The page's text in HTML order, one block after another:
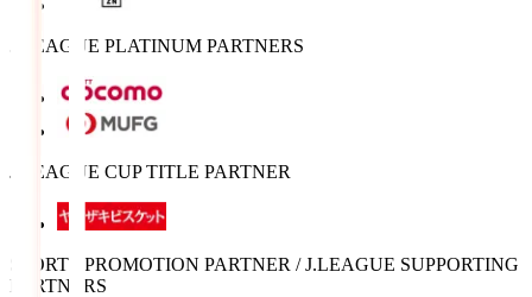
J.LEAGUE PLATINUM PARTNERS
J.LEAGUE CUP TITLE PARTNER
SPORTS PROMOTION PARTNER / J.LEAGUE SUPPORTING
PARTNERS